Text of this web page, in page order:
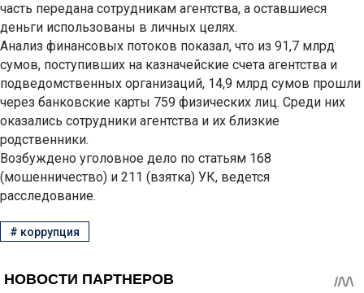
часть передана сотрудникам агентства, а оставшиеся
деньги использованы в личных целях.
Анализ финансовых потоков показал, что из 91,7 млрд
сумов, поступивших на казначейские счета агентства и
подведомственных организаций, 14,9 млрд сумов прошли
через банковские карты 759 физических лиц. Среди них
оказались сотрудники агентства и их близкие
родственники.
Возбуждено уголовное дело по статьям 168
(мошенничество) и 211 (взятка) УК, ведется
расследование.
# коррупция